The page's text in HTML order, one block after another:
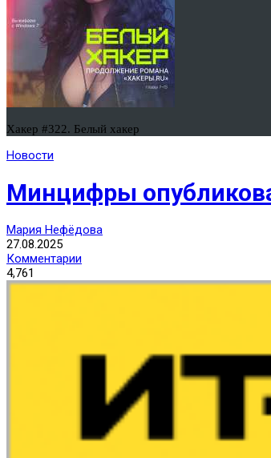
Хакер #322. Белый хакер
Новости
Минцифры
Мария Нефёдова
27.08.2025
Комментарии
4,761